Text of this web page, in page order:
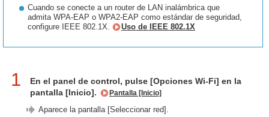
Cuando se conecte a un router de LAN inalámbrica que
admita WPA-EAP o WPA2-EAP como estándar de seguridad,
configure IEEE 802.1X.
Uso de IEEE 802.1X
1
En el panel de control, pulse [Opciones Wi-Fi] en la
pantalla [Inicio].
Pantalla [Inicio]
Aparece la pantalla [Seleccionar red].